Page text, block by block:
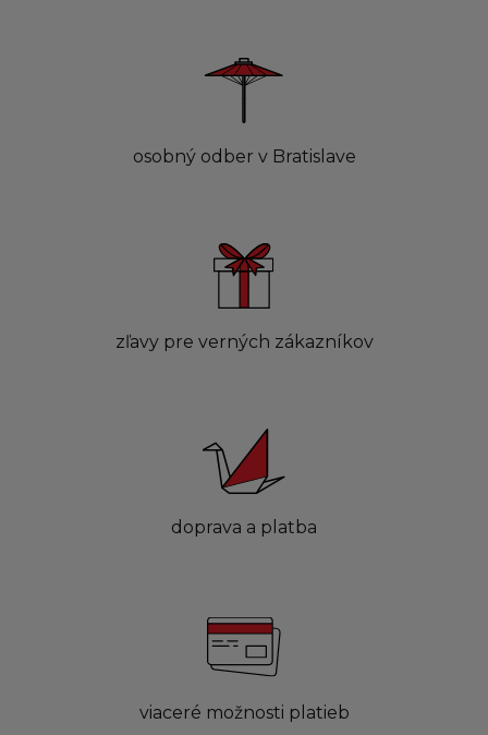
osobný odber v Bratislave
zľavy pre verných zákazníkov
doprava a platba
viaceré možnosti platieb